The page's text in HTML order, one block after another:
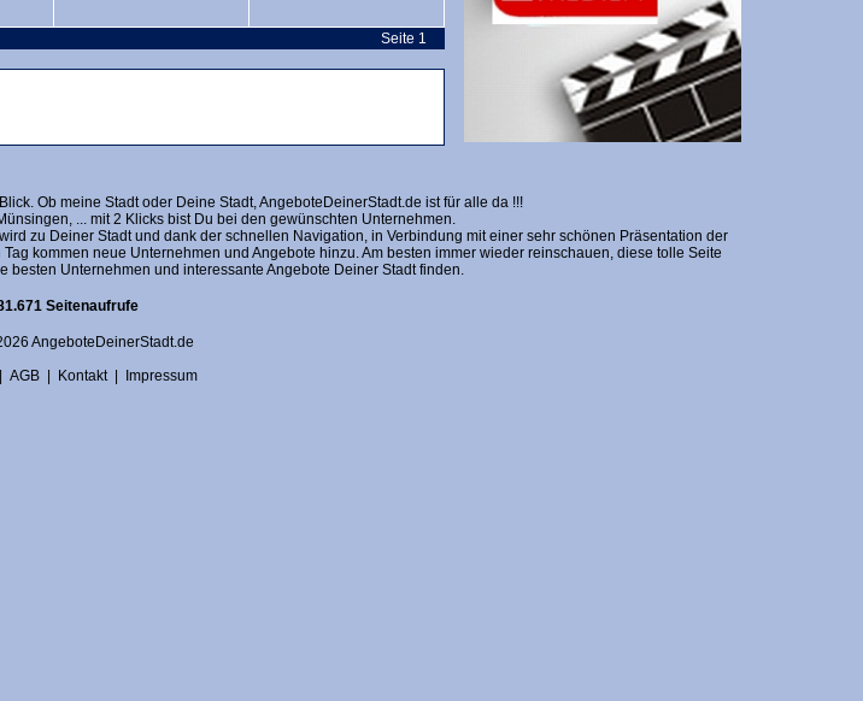
Seite 1
Ob meine Stadt oder Deine Stadt, AngeboteDeinerStadt.de ist für alle da !!!
... mit 2 Klicks bist Du bei den gewünschten Unternehmen.
zu Deiner Stadt und dank der schnellen Navigation, in Verbindung mit einer sehr schönen Präsentation der
kommen neue Unternehmen und Angebote hinzu. Am besten immer wieder reinschauen, diese tolle Seite
besten Unternehmen und interessante Angebote Deiner Stadt finden.
Seitenaufrufe
AngeboteDeinerStadt.de
AGB| Kontakt| Impressum